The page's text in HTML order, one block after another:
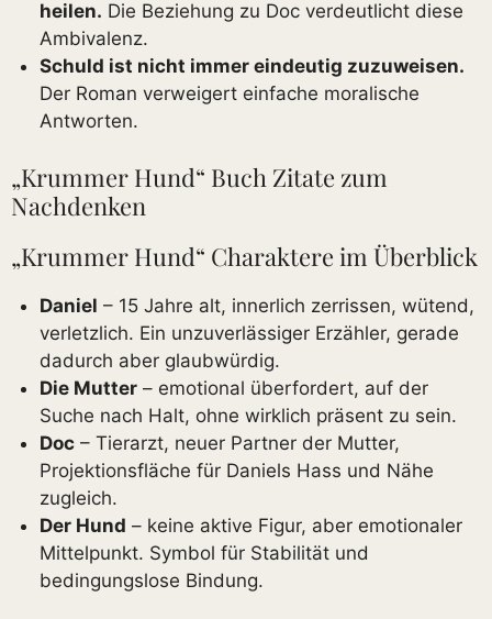
heilen. Die Beziehung zu Doc verdeutlicht diese
Ambivalenz.
Schuld ist nicht immer eindeutig zuzuweisen.
Der Roman verweigert einfache moralische
Antworten.
„Krummer Hund“ Buch Zitate zum
Nachdenken
„Krummer Hund“ Charaktere im Überblick
Daniel – 15 Jahre alt, innerlich zerrissen, wütend,
verletzlich. Ein unzuverlässiger Erzähler, gerade
dadurch aber glaubwürdig.
Die Mutter– emotional überfordert, auf der
Suche nach Halt, ohne wirklich präsent zu sein.
Doc– Tierarzt, neuer Partner der Mutter,
Projektionsfläche für Daniels Hass und Nähe
zugleich.
Der Hund – keine aktive Figur, aber emotionaler
Mittelpunkt. Symbol für Stabilität und
bedingungslose Bindung.